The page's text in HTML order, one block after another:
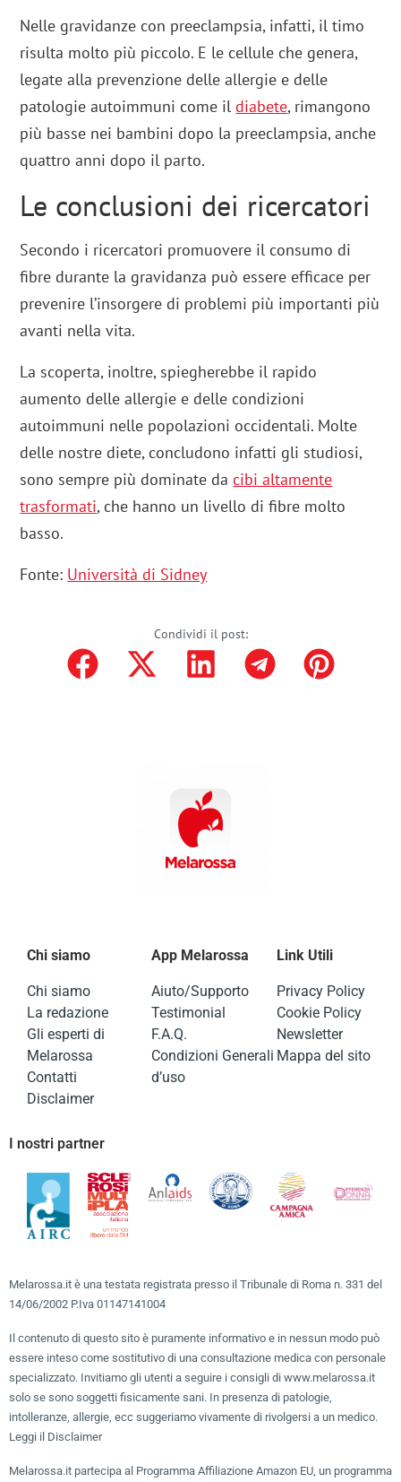
Nelle gravidanze con preeclampsia, infatti, il timo
risulta molto più piccolo. E le cellule che genera,
legate alla prevenzione delle allergie e delle
patologie autoimmuni come ildiabete, rimangono
più basse nei bambini dopo la preeclampsia, anche
quattro anni dopo il parto.
Le conclusioni dei ricercatori
Secondo i ricercatori promuovere il consumo di
fibre durante la gravidanza può essere efficace per
prevenire l’insorgere di problemi più importanti più
avanti nella vita.
La scoperta, inoltre, spiegherebbe il rapido
aumento delle allergie e delle condizioni
autoimmuni nelle popolazioni occidentali. Molte
delle nostre diete, concludono infatti gli studiosi,
sono sempre più dominate dacibi altamente
trasformati, che hanno un livello di fibre molto
basso.
Fonte: Università di Sidney
Condividi il post:
Chi siamo
Chi siamo
La redazione
Gli esperti di
Melarossa
Contatti
Disclaimer
App Melarossa
Aiuto/Supporto
Testimonial
F.A.Q.
Condizioni Generali
d’uso
Link Utili
Privacy Policy
Cookie Policy
Newsletter
Mappa del sito
I nostri partner
Melarossa.it è una testata registrata presso il Tribunale di Roma n. 331 del
14/06/2002 P.Iva 01147141004
Il contenuto di questo sito è puramente informativo e in nessun modo può
essere inteso come sostitutivo di una consultazione medica con personale
specializzato. Invitiamo gli utenti a seguire i consigli di www.melarossa.it
solo se sono soggetti fisicamente sani. In presenza di patologie,
intolleranze, allergie, ecc suggeriamo vivamente di rivolgersi a un medico.
Leggi il Disclaimer
Melarossa.it partecipa al Programma Affiliazione Amazon EU, un programma